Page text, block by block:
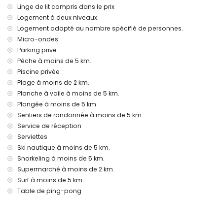
internet (fibre optique)
fer et planche à repasser
linge de lit et serviettes
tennis de table
chauffage central et climatisation
Équipements et services avec supplément
service aéroport
lit supplémentaire et lit/berceau pour enfant (sur demande)
Divertissements et activités de loisirs pour vos vacances à
Jávea, Costa Blanca
cinéma, théâtre, promenade (Paseo El Arenal et Jávea) (à
moins de 5 kilomètres de la maison)
Attractions et culture à Jávea, Costa Blanca
musée (Histórico de Jávea, Jávea), église (Virgen de Loreto,
Puerto, Jávea), monument (Pueblo de Jávea, Jávea),
Linge de lit compris dans le prix
Logement à deux niveaux.
Logement adapté au nombre spécifié de personnes.
Micro-ondes
Parking privé
Pêche à moins de 5 km.
Piscine privée
Plage à moins de 2 km.
Planche à voile à moins de 5 km.
Plongée à moins de 5 km.
Sentiers de randonnée à moins de 5 km.
Service de réception
Serviettes
Ski nautique à moins de 5 km.
Snorkeling à moins de 5 km.
Supermarché à moins de 2 km.
Surf à moins de 5 km.
Table de ping-pong